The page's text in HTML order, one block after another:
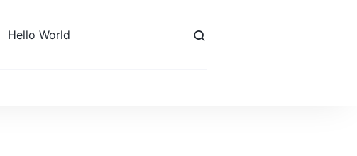
Hello World